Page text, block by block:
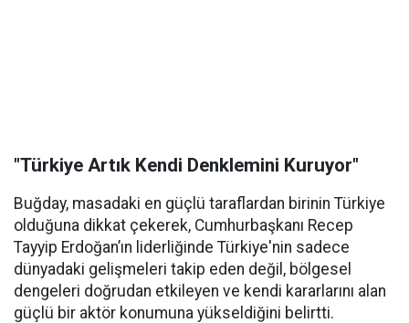
"Türkiye Artık Kendi Denklemini Kuruyor"
Buğday, masadaki en güçlü taraflardan birinin Türkiye
olduğuna dikkat çekerek, Cumhurbaşkanı Recep
Tayyip Erdoğan’ın liderliğinde Türkiye'nin sadece
dünyadaki gelişmeleri takip eden değil, bölgesel
dengeleri doğrudan etkileyen ve kendi kararlarını alan
güçlü bir aktör konumuna yükseldiğini belirtti.